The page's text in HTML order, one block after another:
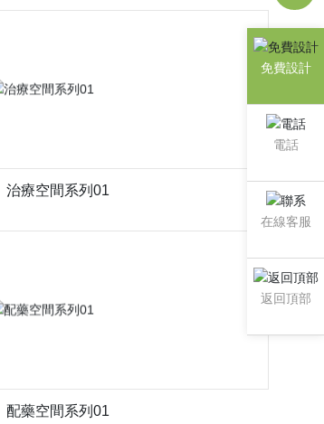
免費設計
電話
在線客服
返回頂部
治療空間系列01
配藥空間系列01